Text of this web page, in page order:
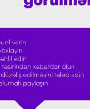
Qran-prisinin
danışdı
uğurunun sirrini